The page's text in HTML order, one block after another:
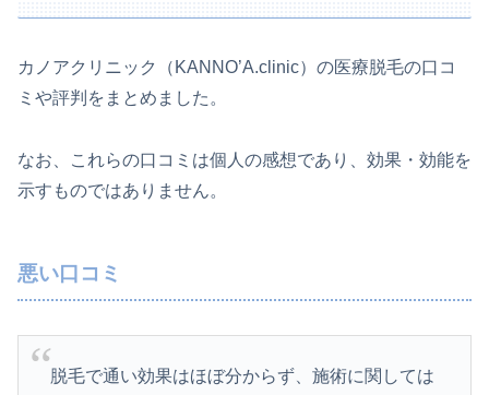
カノアクリニック（KANNO’A.clinic）の医療脱毛の口コ
ミや評判をまとめました。
なお、これらの口コミは個人の感想であり、効果・効能を
示すものではありません。
悪い口コミ
脱毛で通い効果はほぼ分からず、施術に関しては